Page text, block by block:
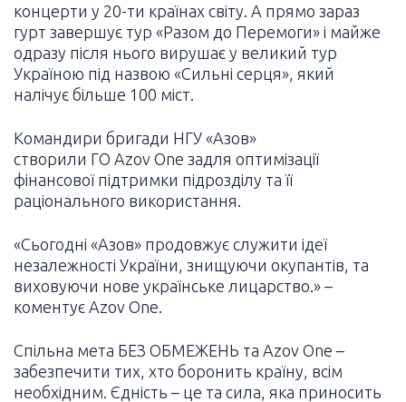
концерти у 20-ти країнах світу. А прямо зараз
гурт завершує тур «Разом до Перемоги» і майже
одразу після нього вирушає у великий тур
Україною під назвою «Сильні серця», який
налічує більше 100 міст.
Командири бригади НГУ «Азов»
створили ГО Azov One задля оптимізації
фінансової підтримки підрозділу та її
раціонального використання.
«Сьогодні «Азов» продовжує служити ідеї
незалежності України, знищуючи окупантів, та
виховуючи нове українське лицарство.» –
коментує Azov One.
Спільна мета БЕЗ ОБМЕЖЕНЬ та Azov One –
забезпечити тих, хто боронить країну, всім
необхідним. Єдність – це та сила, яка приносить